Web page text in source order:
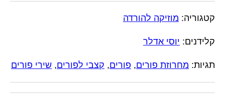
קטגוריה: מוזיקה להורדה
קלידנים: יוסי אדלר
תגיות: מחרוזת פורים, פורים, קצבי לפורים, שירי פורים